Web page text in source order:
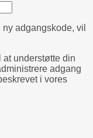
adgangskode, vil
understøtte din
adgang
i vores